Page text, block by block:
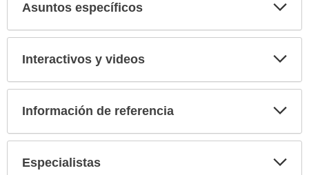
Asuntos específicos
Interactivos y videos
Información de referencia
Especialistas